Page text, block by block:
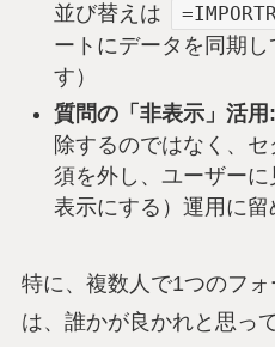
並び替えは
ートにデータを同期
す）
質問の「非表示」活用:
除するのではなく、
須を外し、ユーザー
表示にする）運用に留
特に、複数人で1つのフ
は、誰かが良かれと思っ